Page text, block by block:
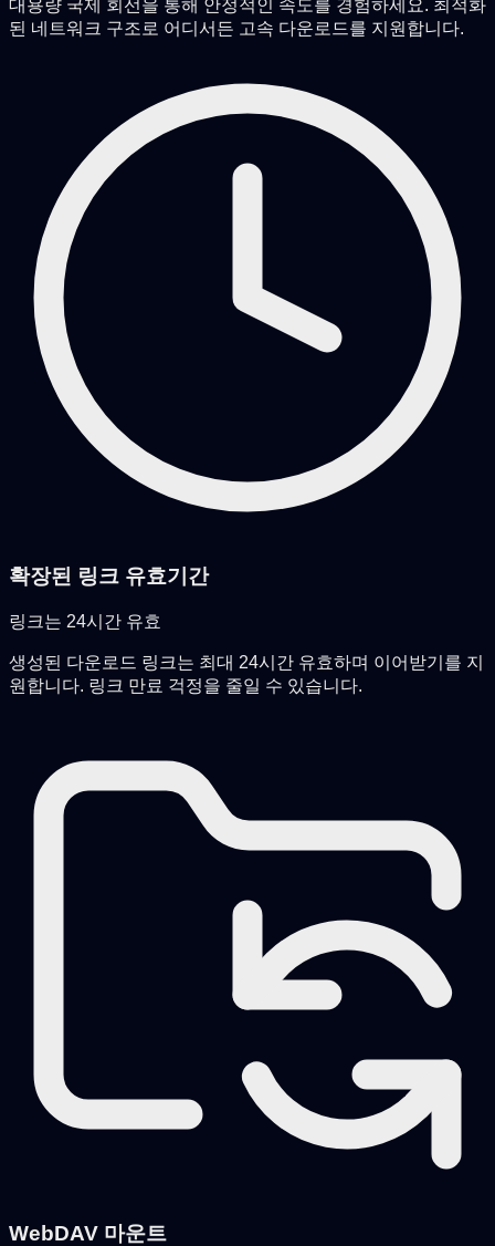
대용량 국제 회선을 통해 안정적인 속도를 경험하세요. 최적화
된 네트워크 구조로 어디서든 고속 다운로드를 지원합니다.
확장된 링크 유효기간
링크는 24시간 유효
생성된 다운로드 링크는 최대 24시간 유효하며 이어받기를 지
원합니다. 링크 만료 걱정을 줄일 수 있습니다.
WebDAV 마운트